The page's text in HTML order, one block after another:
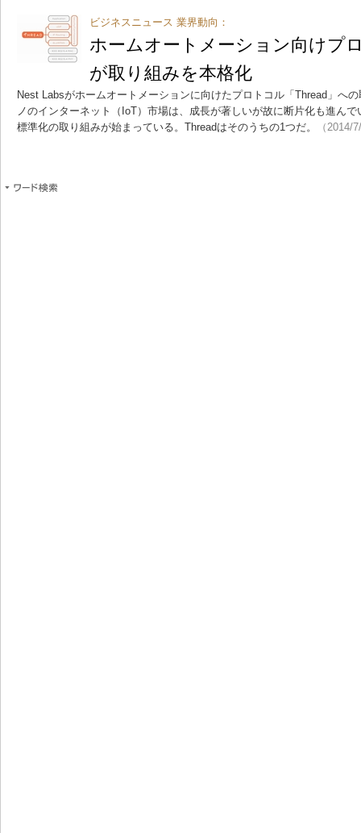
ビジネスニュース 業界動向：
ホームオートメーション向けプ
が取り組みを本格化
Nest Labsがホームオートメーションに向けたプロトコル「Thread」へ
ノのインターネット（IoT）市場は、成長が著しいが故に断片化も進ん
標準化の取り組みが始まっている。Threadはそのうちの1つだ。
（2014/